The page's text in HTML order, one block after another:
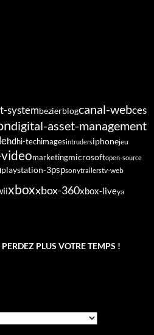
systembezierblogcanal-webces
digital-asset-management
hdhi-techimagesintrudersiphonejeu
marketingmicrosoftopen-source
playstation-3pspsonytrailerstv-web
xboxxbox-360xbox-liveya
PLUS VOTRE TEMPS !